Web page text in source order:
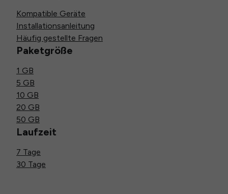
Kompatible Geräte
Installationsanleitung
Häufig gestellte Fragen
Paketgröße
1 GB
5 GB
10 GB
20 GB
50 GB
Laufzeit
7 Tage
30 Tage